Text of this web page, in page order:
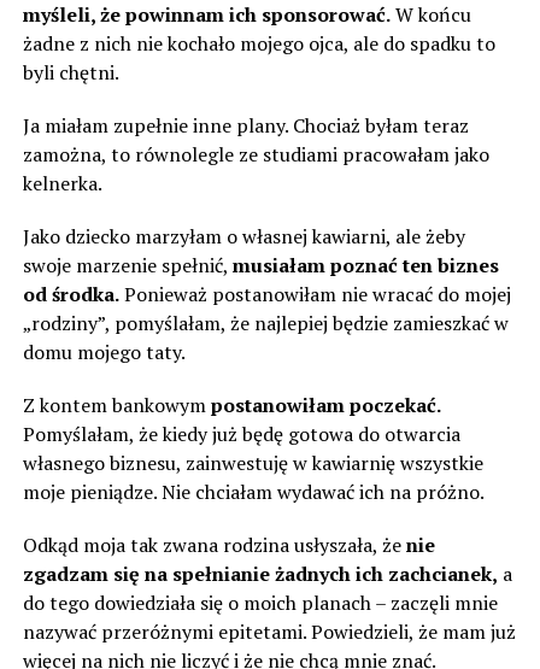
myśleli, że powinnam ich sponsorować.W końcu
żadne z nich nie kochało mojego ojca, ale do spadku to
byli chętni.
Ja miałam zupełnie inne plany. Chociaż byłam teraz
zamożna, to równolegle ze studiami pracowałam jako
kelnerka.
Jako dziecko marzyłam o własnej kawiarni, ale żeby
swoje marzenie spełnić, musiałam poznać ten biznes
od środka.Ponieważ postanowiłam nie wracać do mojej
„rodziny”, pomyślałam, że najlepiej będzie zamieszkać w
domu mojego taty.
Z kontem bankowympostanowiłam poczekać.
Pomyślałam, że kiedy już będę gotowa do otwarcia
własnego biznesu, zainwestuję w kawiarnię wszystkie
moje pieniądze. Nie chciałam wydawać ich na próżno.
Odkąd moja tak zwana rodzina usłyszała, żenie
zgadzam się na spełnianie żadnych ich zachcianek, a
do tego dowiedziała się o moich planach – zaczęli mnie
nazywać przeróżnymi epitetami. Powiedzieli, że mam już
więcej na nich nie liczyć i że nie chcą mnie znać.